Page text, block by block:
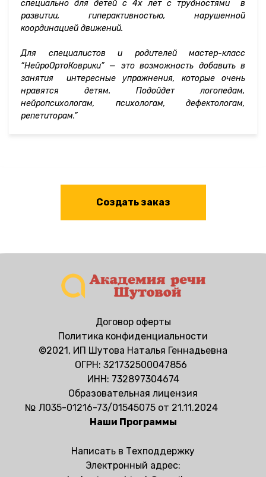
специально для детей с 4х лет с трудностями в
развитии, гиперактивностью, нарушенной
координацией движений.
Для специалистов и родителей мастер-класс
“НейроОртоКоврики” — это возможность добавить в
занятия интересные упражнения, которые очень
нравятся детям. Подойдет логопедам,
нейропсихологам, психологам, дефектологам,
репетиторам.”
Cоздать заказ
Договор оферты
Политика конфиденциальности
©2021, ИП Шутова Наталья Геннадьевна
ОГРН: 321732500047856
ИНН: 732897304674
Образовательная лицензия
№ Л035-01216-73/01545075 от 21.11.2024
Наши Программы
Написать в Техподдержку
Электронный адрес: